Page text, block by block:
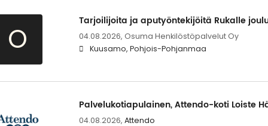
O
Tarjoilijoita ja aputyöntekijöitä Rukalle
04.08.2026, Osuma Henkilöstöpalvelut Oy
Kuusamo, Pohjois-Pohjanmaa
Palvelukotiapulainen, Attendo-koti Loiste
04.08.2026, Attendo